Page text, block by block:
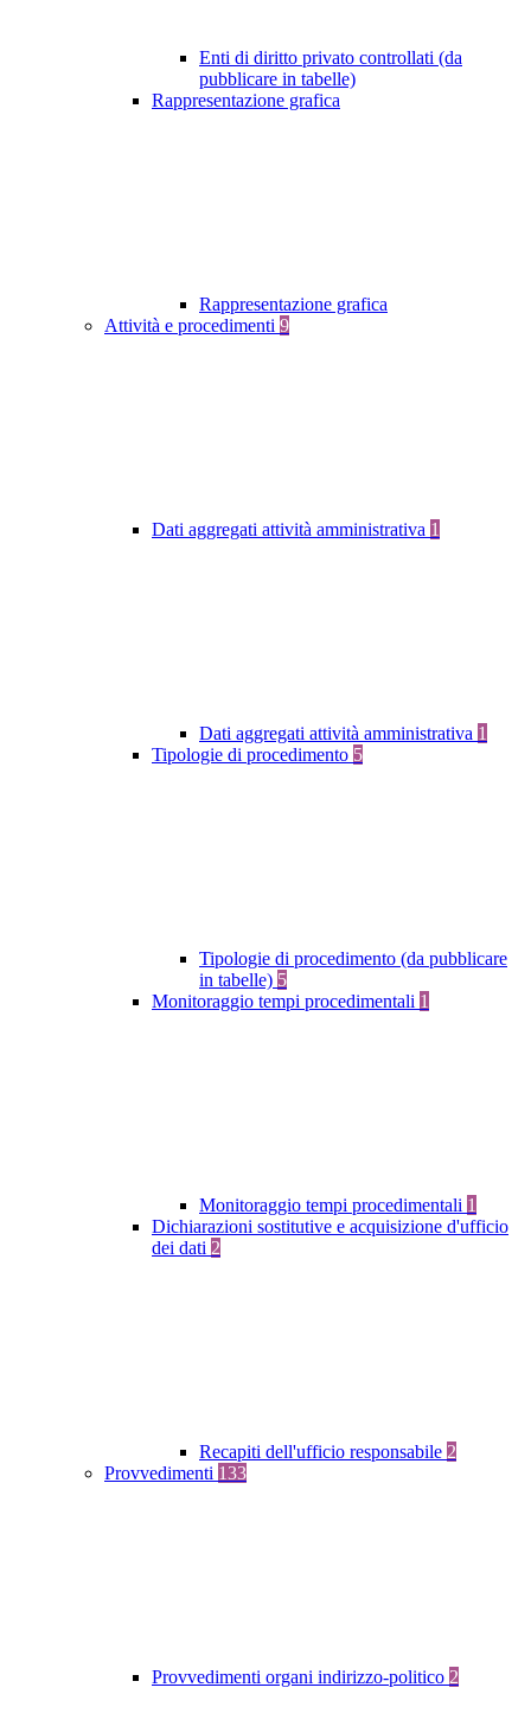
Enti di diritto privato controllati (da
pubblicare in tabelle)
Rappresentazione grafica
Rappresentazione grafica
Attività e procedimenti 9
Dati aggregati attività amministrativa 1
Dati aggregati attività amministrativa 1
Tipologie di procedimento 5
Tipologie di procedimento (da pubblicare
in tabelle) 5
Monitoraggio tempi procedimentali 1
Monitoraggio tempi procedimentali 1
Dichiarazioni sostitutive e acquisizione d'ufficio
dei dati 2
Recapiti dell'ufficio responsabile 2
Provvedimenti 133
Provvedimenti organi indirizzo-politico 2